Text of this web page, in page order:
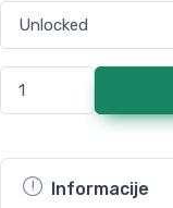
Informacije